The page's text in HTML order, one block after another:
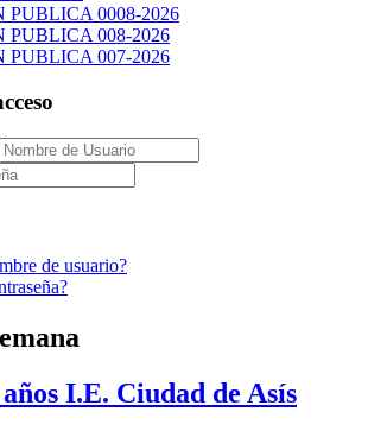
0008-2026
008-2026
007-2026
de usuario?
I.E. Ciudad de Asís